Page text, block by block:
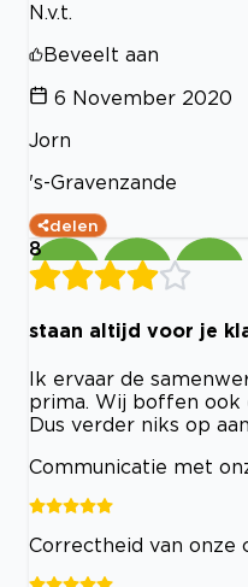
N.v.t.
Beveelt aan
6 November 2020
Jorn
's-Gravenzande
delen
8
staan altijd voor je
Ik ervaar de
prima. Wij boffen ook
Dus verder niks op
Communicatie met
Correctheid van onze